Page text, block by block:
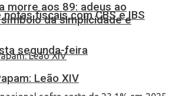
notas fiscais com CBS e IBS
segunda-feira
morre aos 89: adeus ao
da simplicidade e
Leão XIV